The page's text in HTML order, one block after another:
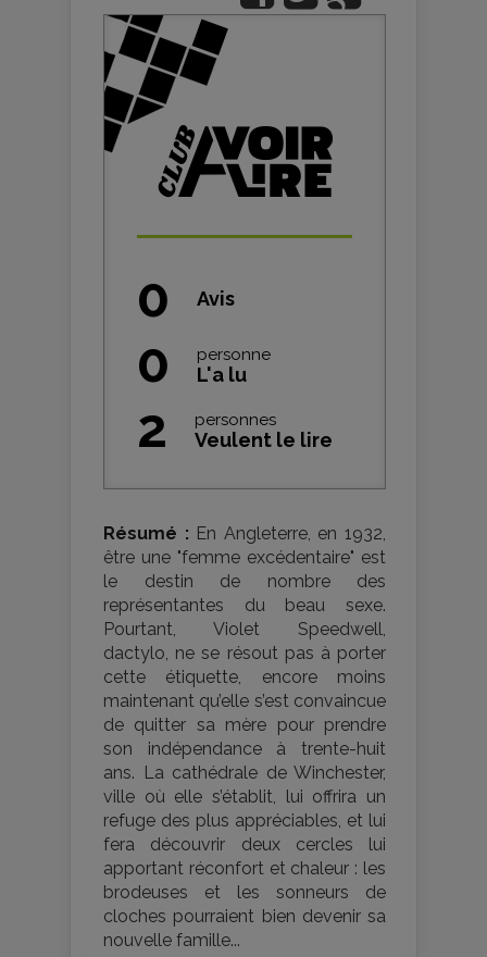
0 Avis
0 personne
L'a lu
2 personnes
Veulent le lire
Résumé : En Angleterre, en 1932,
être une "femme excédentaire" est
le destin de nombre des
représentantes du beau sexe.
Pourtant, Violet Speedwell,
dactylo, ne se résout pas à porter
cette étiquette, encore moins
maintenant qu’elle s’est convaincue
de quitter sa mère pour prendre
son indépendance à trente-huit
ans. La cathédrale de Winchester,
ville où elle s’établit, lui offrira un
refuge des plus appréciables, et lui
fera découvrir deux cercles lui
apportant réconfort et chaleur : les
brodeuses et les sonneurs de
cloches pourraient bien devenir sa
nouvelle famille...